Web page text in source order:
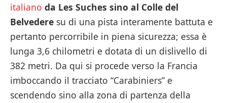
italiano da Les Suches sino al Colle del
Belvedere su di una pista interamente battuta e
pertanto percorribile in piena sicurezza; essa è
lunga 3,6 chilometri e dotata di un dislivello di
382 metri. Da qui si procede verso la Francia
imboccando il tracciato “Carabiniers” e
scendendo sino alla zona di partenza della